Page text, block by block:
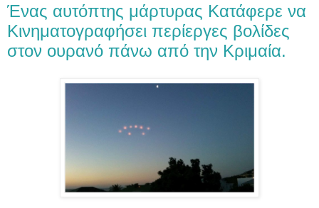
Ένας αυτόπτης μάρτυρας Kατάφερε να
Kινηματογραφήσει περίεργες βολίδες
στον ουρανό πάνω από την Kριμαία.